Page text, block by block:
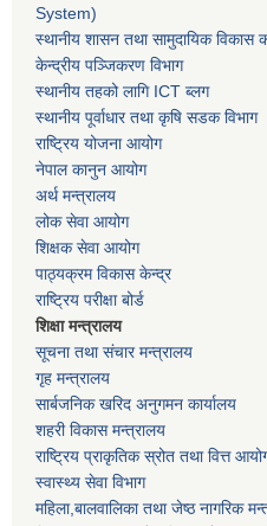
System)
स्थानीय शासन तथा सामुदायिक विकास
केन्द्रीय पञ्जिकरण विभाग
स्थानीय तहको लागि ICT ब्लग
स्थानीय पूर्वाधार तथा कृषि सडक विभाग
राष्ट्रिय योजना आयोग
नेपाल कानुन आयोग
अर्थ मन्त्रालय
लोक सेवा आयोग
शिक्षक सेवा आयोग
पाठ्यक्रम विकास केन्द्र
राष्ट्रिय परीक्षा बोर्ड
शिक्षा मन्त्रालय
सूचना तथा संचार मन्त्रालय
गृह मन्त्रालय
सार्बजनिक खरिद अनुगमन कार्यालय
शहरी विकास मन्त्रालय
राष्ट्रिय प्राकृतिक स्रोत तथा वित्त
स्वास्थ्य सेवा विभाग
महिला,बालवालिका तथा जेष्ठ नागरिक